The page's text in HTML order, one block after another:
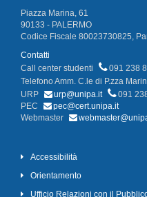
Piazza Marina, 61
90133 - PALERMO
Codice Fiscale 80023730825,
Contatti
Call center studenti
091 238
Telefono Amm. C.le di P.zza
URP
urp@unipa.it
091
PEC
pec@cert.unipa.it
Webmaster
Accessibilità
Orientamento
Ufficio Relazioni con il